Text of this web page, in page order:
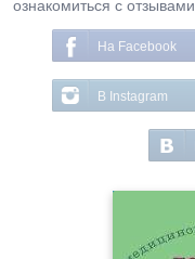
ознакомиться с отзывами.
На Facebook
В Instagram